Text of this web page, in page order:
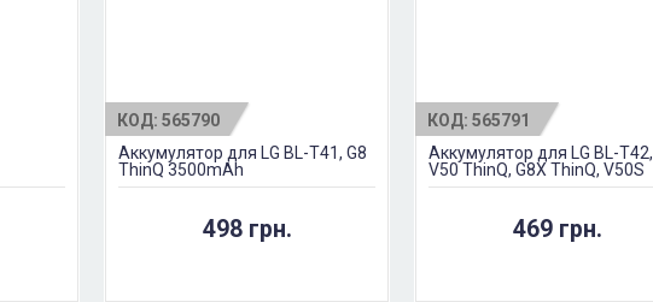
КОД: 565790
Аккумулятор для LG BL-T41, G8
ThinQ 3500mAh
498 грн.
КОД: 565791
Аккумулятор для LG BL-T42,
V50 ThinQ, G8X ThinQ, V50S
ThinQ 4000mAh
469 грн.